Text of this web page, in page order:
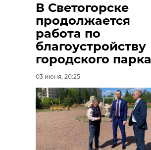
В Светогорске
продолжается
работа по
благоустройству
городского парка
03 июня, 20:25